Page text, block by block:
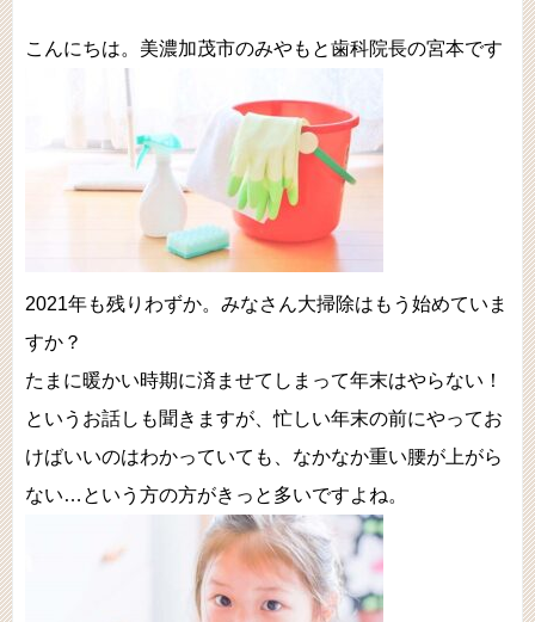
こんにちは。美濃加茂市のみやもと歯科院長の宮本です
2021年も残りわずか。みなさん大掃除はもう始めていま
すか？
たまに暖かい時期に済ませてしまって年末はやらない！
というお話しも聞きますが、忙しい年末の前にやってお
けばいいのはわかっていても、なかなか重い腰が上がら
ない…という方の方がきっと多いですよね。